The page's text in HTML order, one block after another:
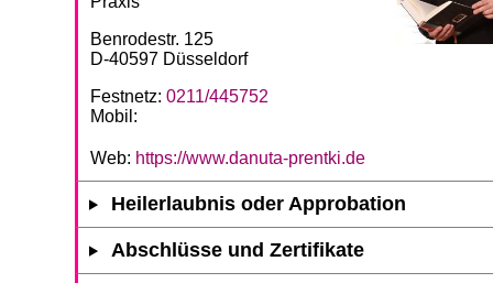
Benrodestr. 125
D-40597 Düsseldorf
Festnetz: 0211/445752
Mobil:
Web: https://www.danuta-prentki.de
Heilerlaubnis oder Approbation
Abschlüsse und Zertifikate